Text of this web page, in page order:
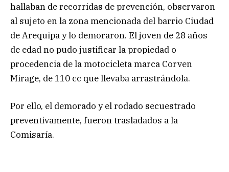
hallaban de recorridas de prevención, observaron
al sujeto en la zona mencionada del barrio Ciudad
de Arequipa y lo demoraron. El joven de 28 años
de edad no pudo justificar la propiedad o
procedencia de la motocicleta marca Corven
Mirage, de 110 cc que llevaba arrastrándola.
Por ello, el demorado y el rodado secuestrado
preventivamente, fueron trasladados a la
Comisaría.